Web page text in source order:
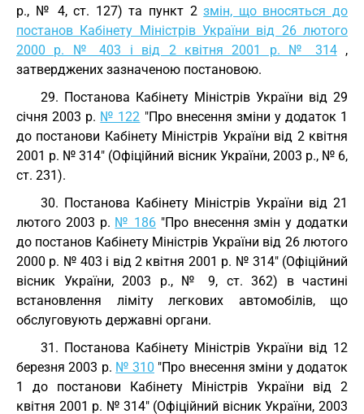
р., № 4, ст. 127) та пункт 2змін, що вносяться до
постанов Кабінету Міністрів України від 26 лютого
2000 р. № 403 і від 2 квітня 2001 р. № 314,
затверджених зазначеною постановою.
29. Постанова Кабінету Міністрів України від 29
січня 2003 р. № 122 "Про внесення зміни у додаток 1
до постанови Кабінету Міністрів України від 2 квітня
2001 р. № 314" (Офіційний вісник України, 2003 р., № 6,
ст. 231).
30. Постанова Кабінету Міністрів України від 21
лютого 2003 р. № 186 "Про внесення змін у додатки
до постанов Кабінету Міністрів України від 26 лютого
2000 р. № 403 і від 2 квітня 2001 р. № 314" (Офіційний
вісник України, 2003 р., № 9, ст. 362) в частині
встановлення ліміту легкових автомобілів, що
обслуговують державні органи.
31. Постанова Кабінету Міністрів України від 12
березня 2003 р. № 310 "Про внесення зміни у додаток
1 до постанови Кабінету Міністрів України від 2
квітня 2001 р. № 314" (Офіційний вісник України, 2003